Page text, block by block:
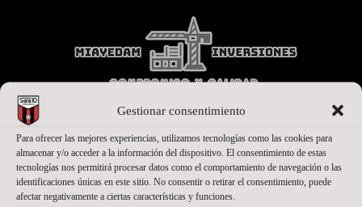
Gestionar consentimiento
Para ofrecer las mejores experiencias, utilizamos tecnologías como las cookies para
almacenar y/o acceder a la información del dispositivo. El consentimiento de estas
tecnologías nos permitirá procesar datos como el comportamiento de navegación o las
identificaciones únicas en este sitio. No consentir o retirar el consentimiento, puede
afectar negativamente a ciertas características y funciones.
PATROCINADORES OFICIALES PREMIUM